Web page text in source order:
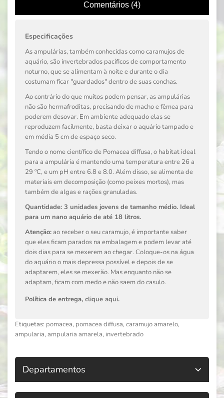
Comentários (4)
Especificações
As ampulárias, também conhecidas como caramujos de
aquário, são invertebrados pacíficos de comportamento
noturno, que se alimentam à noite e durante o dia
costumam ficar "guardados" dentro de suas conchas.
Ao contrário do que muitos podem pensar, as ampulárias
não são hermafroditas, precisando de macho e fêmea para
poderem desovar. Em ambiente adequado elas se
reproduzem facilmente, basta deixar o aquário tampado e
em média 5 cm de espaço seco.
Tendo o nome científico de Pomacea diffusa, o habitat ideal
para a ampulária é mantendo uma temperatura entre 26 a
29 ºC, e um pH entre 6.8 e 8.0. Além disso, se alimenta de
materiais em decomposição (como peixes mortos), mas
também de algas e rações granuladas.
Quantidade: 3 unidades jovens de tamanho médio. Ideal
para um nano aquário de até 18 litros.
Atenção:ao receber o seu caramujo, é importante saber
que eles ficam parados na embalagem e podem levar até
dois dias para se mexerem ao chegar. Coloque-os na água
do aquário o mais depressa possível e depois de se
adaptarem, eles se mexerão. Mas enquanto não se
adaptam, ficam com medo e não saem do casulo.
Política de entrega, clique aqui.
Etiquetas: pomacea, pomacea diffusa, caramujo amarelo,
ampularia, ampularia amarela, invertebrado
Departamentos